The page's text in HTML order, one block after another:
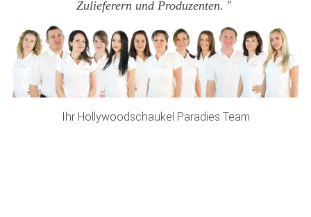
Zulieferern und Produzenten.
Ihr Hollywoodschaukel Paradies Team